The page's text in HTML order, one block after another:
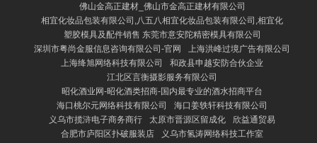
佛山金高正建材_佛山市金高正建材有限公司
相宜化妆品包装有限公司,八五八相宜化妆品包装有限公司,相宜化
塑胶模具及配件销售 东莞市意安陀精密模具有限公司
深圳市粤尚金服信息咨询有限公司-官网
上海洪峰过境广告有限公司
上海绛旭网络科技有限公司
和政县申越安防合伙企业
江北区言衡摄影服务有限公司
昭化酒业网-昭化酒类招商-国内最专业的酒水招商平台
海口桃尔元网络科技有限公司
海口姜轶轩科技有限公司
义乌市揽浒电子商务商行
太原市晋源区留成化
欣益通贸易
合肥市庐阳区扑破服装店
义乌市氢涛网络科技工作室